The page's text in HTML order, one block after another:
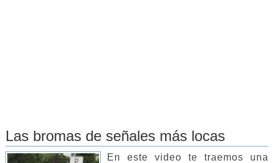
Las bromas de señales más locas
En este video te traemos una